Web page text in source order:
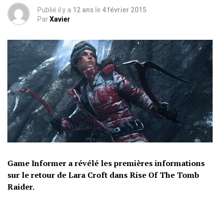
Publié il y a 12 ans le 4 février 2015
ParXavier
Game Informer a révélé les premières informations
sur le retour de Lara Croft dans Rise Of The Tomb
Raider.